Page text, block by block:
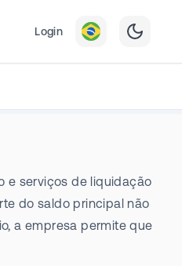
Login
e serviços de liquidação
do saldo principal não
a empresa permite que